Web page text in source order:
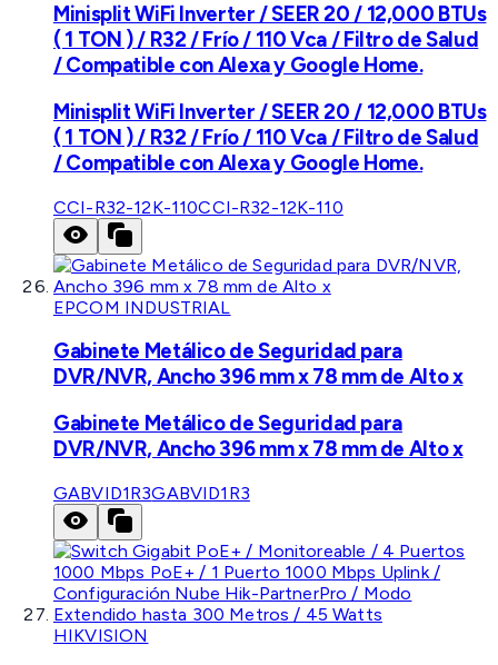
Minisplit WiFi Inverter / SEER 20 / 12,000 BTUs
( 1 TON ) / R32 / Frío / 110 Vca / Filtro de Salud
/ Compatible con Alexa y Google Home.
Minisplit WiFi Inverter / SEER 20 / 12,000 BTUs
( 1 TON ) / R32 / Frío / 110 Vca / Filtro de Salud
/ Compatible con Alexa y Google Home.
CCI-R32-12K-110CCI-R32-12K-110
EPCOM INDUSTRIAL
Gabinete Metálico de Seguridad para
DVR/NVR, Ancho 396 mm x 78 mm de Alto x
Gabinete Metálico de Seguridad para
DVR/NVR, Ancho 396 mm x 78 mm de Alto x
GABVID1R3GABVID1R3
HIKVISION